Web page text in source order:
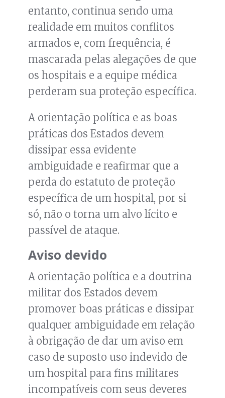
entanto, continua sendo uma
realidade em muitos conflitos
armados e, com frequência, é
mascarada pelas alegações de que
os hospitais e a equipe médica
perderam sua proteção específica.
A orientação política e as boas
práticas dos Estados devem
dissipar essa evidente
ambiguidade e reafirmar que a
perda do estatuto de proteção
específica de um hospital, por si
só, não o torna um alvo lícito e
passível de ataque.
Aviso devido
A orientação política e a doutrina
militar dos Estados devem
promover boas práticas e dissipar
qualquer ambiguidade em relação
à obrigação de dar um aviso em
caso de suposto uso indevido de
um hospital para fins militares
incompatíveis com seus deveres